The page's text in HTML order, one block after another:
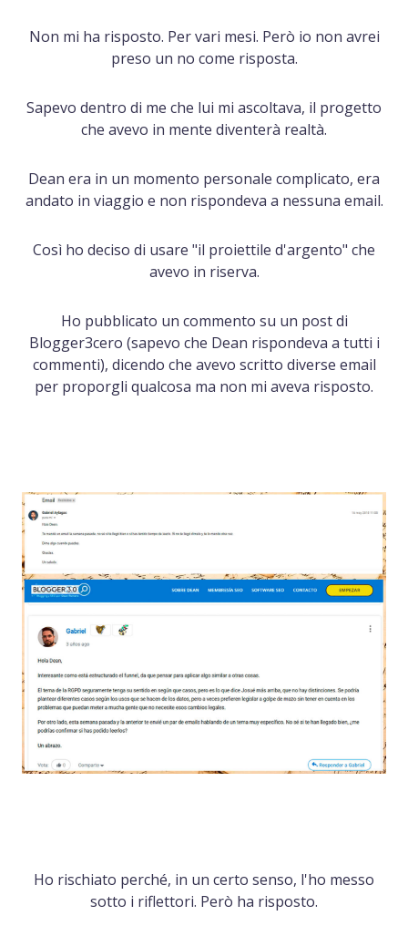
Non mi ha risposto. Per vari mesi. Però io non avrei
preso un no come risposta.
Sapevo dentro di me che lui mi ascoltava, il progetto
che avevo in mente diventerà realtà.
Dean era in un momento personale complicato, era
andato in viaggio e non rispondeva a nessuna email.
Così ho deciso di usare "il proiettile d'argento" che
avevo in riserva.
Ho pubblicato un commento su un post di
Blogger3cero (sapevo che Dean rispondeva a tutti i
commenti), dicendo che avevo scritto diverse email
per proporgli qualcosa ma non mi aveva risposto.
Ho rischiato perché, in un certo senso, l'ho messo
sotto i riflettori. Però ha risposto.